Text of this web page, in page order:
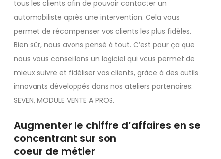
tous les clients afin de pouvoir contacter un
automobiliste après une intervention. Cela vous
permet de récompenser vos clients les plus fidèles.
Bien sûr, nous avons pensé à tout. C’est pour ça que
nous vous conseillons un logiciel qui vous permet de
mieux suivre et fidéliser vos clients, grâce à des outils
innovants développés dans nos ateliers partenaires:
SEVEN, MODULE VENTE A PROS.
Augmenter le chiffre d’affaires en se
concentrant sur son
coeur de métier